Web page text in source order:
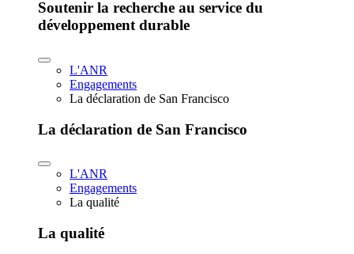
Soutenir la recherche au service du
développement durable
L'ANR
Engagements
La déclaration de San Francisco
La déclaration de San Francisco
L'ANR
Engagements
La qualité
La qualité